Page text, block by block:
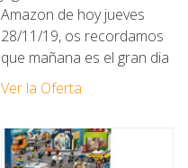
Amazon de hoy jueves
28/11/19, os recordamos
que mañana es el gran dia
Ver la Oferta